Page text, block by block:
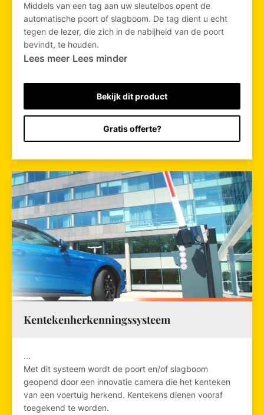
Middels van een tag aan uw sleutelbos opent de
automatische poort of slagboom. De tag dient u echt
tegen de lezer, die zich in de nabijheid van de poort
bevindt, te houden.
Lees meer Lees minder
Bekijk dit product
Gratis offerte?
Kentekenherkenningssysteem
...
Met dit systeem wordt de poort en/of slagboom
geopend door een innovatie camera die het kenteken
van een voertuig herkend. Kentekens dienen vooraf
toegekend te worden.